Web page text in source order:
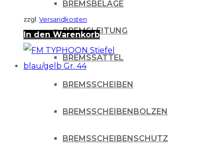
BREMSBELÄGE
BREMSLEITUNG
BREMSSATTEL
BREMSSCHEIBEN
BREMSSCHEIBENBOLZEN
BREMSSCHEIBENSCHUTZ
zzgl. Versandkosten
In den Warenkorb